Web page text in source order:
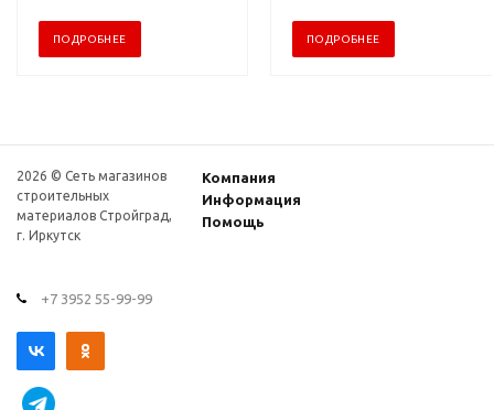
ПОДРОБНЕЕ ПОДРОБНЕЕ
2026 © Сеть магазинов
строительных
материалов Стройград,
г. Иркутск
Компания
Информация
Помощь
+7 3952 55-99-99